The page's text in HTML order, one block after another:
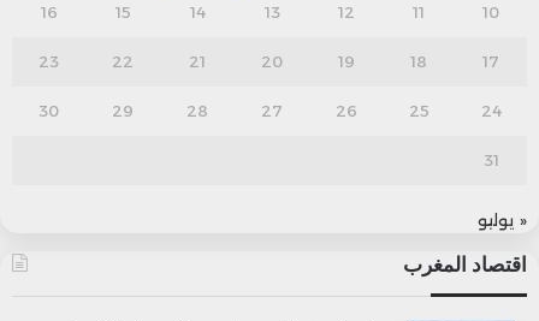
10
11
12
13
14
15
16
17
18
19
20
21
22
23
24
25
26
27
28
29
30
31
« يوليو
اقتصاد المغرب